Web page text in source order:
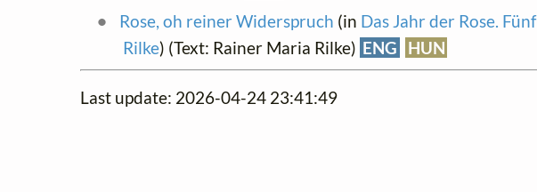
Rose, oh reiner Widerspruch (in Das Jahr der Rose.
Rilke) (Text: Rainer Maria Rilke) ENG HUN
Last update: 2026-04-24 23:41:49